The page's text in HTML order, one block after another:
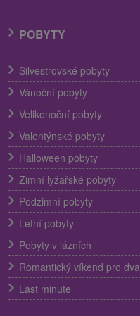
POBYTY
Silvestrovské pobyty
Vánoční pobyty
Velikonoční pobyty
Valentýnské pobyty
Halloween pobyty
Zimní lyžařské pobyty
Podzimní pobyty
Letní pobyty
Pobyty v lázních
Romantický víkend pro dva
Last minute